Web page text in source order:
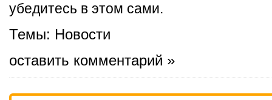
убедитесь в этом сами.
Темы: Новости
оставить комментарий »